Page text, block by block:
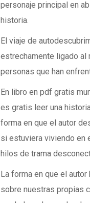
personaje principal en
historia.
El viaje de
estrechamente ligado al
personas que han
En libro en pdf gratis
es gratis leer una
forma en que el autor
si estuviera viviendo en
hilos de trama
La forma en que el
sobre nuestras propias